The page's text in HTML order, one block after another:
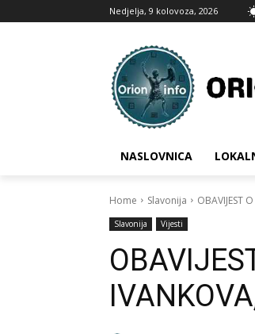
Nedjelja, 9 kolovoza, 2026
NASLOVNICA
Home Slavonija OBAVIJEST
Slavonija Vijesti